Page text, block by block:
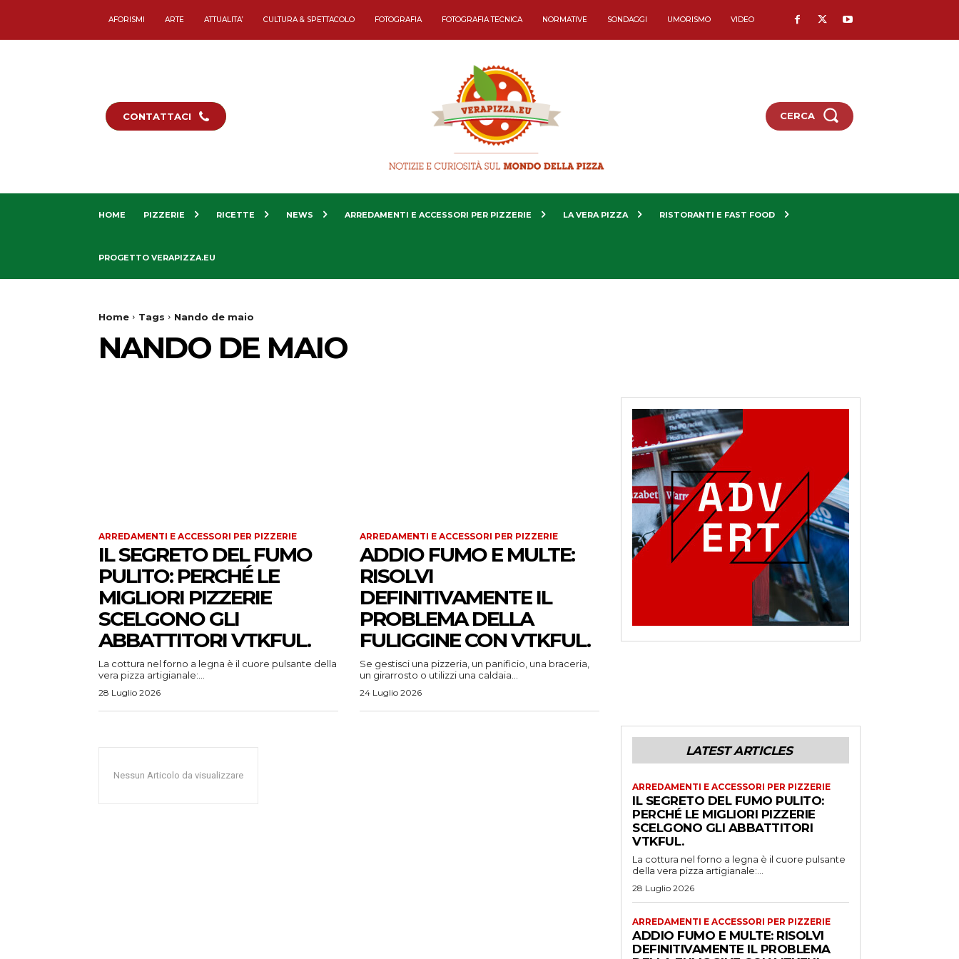
AFORISMI ARTE ATTUALITA’ CULTURA & SPETTACOLO FOTOGRAFIA FOTOGRAFIA TECNICA NORMATIVE SONDAGGI UMORISMO VIDEO
CONTATTACI CERCA
HOME PIZZERIE RICETTE NEWS ARREDAMENTI E ACCESSORI PER PIZZERIE LA VERA PIZZA RISTORANTI E FAST FOOD
PROGETTO VERAPIZZA.EU
Home Tags Nando de maio
NANDO DE MAIO
ARREDAMENTI E ACCESSORI PER PIZZERIE
IL SEGRETO DEL FUMO
PULITO: PERCHÉ LE
MIGLIORI PIZZERIE
SCELGONO GLI
ABBATTITORI VTKFUL.
La cottura nel forno a legna è il cuore pulsante della
vera pizza artigianale:...
28 Luglio 2026
ARREDAMENTI E ACCESSORI PER PIZZERIE
ADDIO FUMO E MULTE:
RISOLVI
DEFINITIVAMENTE IL
PROBLEMA DELLA
FULIGGINE CON VTKFUL.
Se gestisci una pizzeria, un panificio, una braceria,
un girarrosto o utilizzi una caldaia...
24 Luglio 2026
Nessun Articolo da visualizzare
LATEST ARTICLES
ARREDAMENTI E ACCESSORI PER PIZZERIE
IL SEGRETO DEL FUMO PULITO:
PERCHÉ LE MIGLIORI PIZZERIE
SCELGONO GLI ABBATTITORI
VTKFUL.
La cottura nel forno a legna è il cuore pulsante
della vera pizza artigianale:...
28 Luglio 2026
ARREDAMENTI E ACCESSORI PER PIZZERIE
ADDIO FUMO E MULTE: RISOLVI
DEFINITIVAMENTE IL PROBLEMA